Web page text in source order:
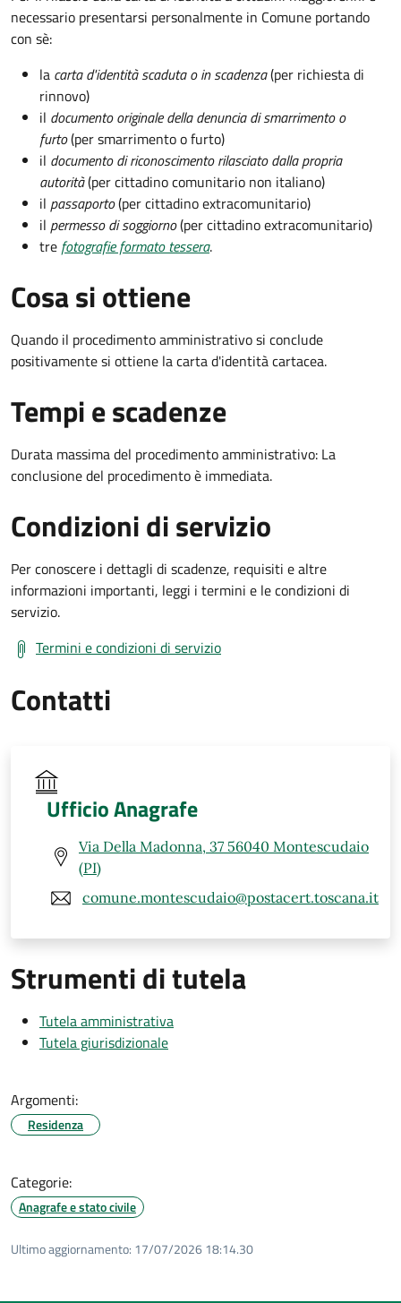
necessario presentarsi personalmente in Comune portando
con sè:
la carta d'identità scaduta o in scadenza(per richiesta di
rinnovo)
il documento originale della denuncia di smarrimento o
furto(per smarrimento o furto)
il documento di riconoscimento rilasciato dalla propria
autorità(per cittadino comunitario non italiano)
il passaporto(per cittadino extracomunitario)
il permesso di soggiorno(per cittadino extracomunitario)
tre fotografie formato tessera.
Cosa si ottiene
Quando il procedimento amministrativo si conclude
positivamente si ottiene la carta d'identità cartacea.
Tempi e scadenze
Durata massima del procedimento amministrativo: La
conclusione del procedimento è immediata.
Condizioni di servizio
Per conoscere i dettagli di scadenze, requisiti e altre
informazioni importanti, leggi i termini e le condizioni di
servizio.
Termini e condizioni di servizio
Contatti
Ufficio Anagrafe
Via Della Madonna, 37 56040 Montescudaio
(PI)
comune.montescudaio@postacert.toscana.it
Strumenti di tutela
Tutela amministrativa
Tutela giurisdizionale
Argomenti:
Residenza
Categorie:
Anagrafe e stato civile
Ultimo aggiornamento: 17/07/2026 18:14.30